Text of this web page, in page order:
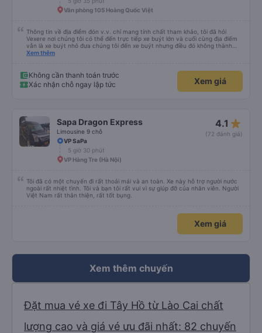
Văn phòng 105 Hoàng Quốc Việt
Thông tin về địa điểm đón v.v. chỉ mang tính chất tham khảo, tôi đã hỏi
Vexere nơi chúng tôi có thể đến trực tiếp xe buýt lớn và cuối cùng địa điểm
vẫn là xe buýt nhỏ đưa chúng tôi đến xe buýt nhưng điều đó không thành
vấn đề. Chúng tôi khởi hành đúng giờ từ Hà Nội nhưng đã nghỉ rất lâu ở sân
30 phút hai lần ở khu vực đường cao tốc (3 nghìn đồng để sử dụng phòng
tắm và chúng rất sạch sẽ) và cũng có thể mua rất nhiều đồ ăn nhẹ và thức
ăn khác nhau. Ghế ngồi rất thoải mái! Hãy nhớ rằng đôi khi chất lượng đường
có thể sử dụng chúng vì chúng trống. Nhìn chung là một hành trình rất tốt :)
Xem thêm
Không cần thanh toán trước
Xác nhận chỗ ngay lập tức
Xem giá
Sapa Dragon Express
Limousine 9 chỗ
4.1 star_rate
(72 đánh giá)
VP SaPa
5 giờ 30 phút
VP Hàng Tre (Hà Nội)
Tôi đã có một chuyến đi rất thoải mái và an toàn. Xe này hỗ trợ người nước
ngoài rất nhiệt tình. Tôi và bạn tôi rất vui vì sự giúp đỡ của nhân viên. Người
Việt Nam rất thân thiện, rất tốt bụng.
Xem giá
Xem thêm chuyến
Đặt mua vé xe đi Tây Hồ từ Lào Cai chất
lượng cao và giá vé ưu đãi nhất: 82 chuyến